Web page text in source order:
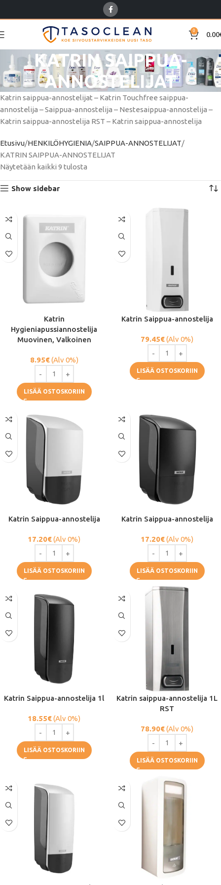
0 0.00
KATRIN SAIPPUA-
ANNOSTELIJAT
Katrin saippua-annostelijat – Katrin Touchfree saippua-
annostelija – Saippua-annostelija – Nestesaippua-annostelija –
Katrin saippua-annostelija RST – Katrin saippua-annostelija
Etusivu HENKILÖHYGIENIA SAIPPUA-ANNOSTELIJAT
KATRIN SAIPPUA-ANNOSTELIJAT
Näytetään kaikki 9 tulosta
Show sidebar
Katrin
Hygieniapussiannostelija
Muovinen, Valkoinen
8.95€(Alv 0%)
LISÄÄ OSTOSKORIIN
Katrin Saippua-annostelija
79.45€(Alv 0%)
LISÄÄ OSTOSKORIIN
Katrin Saippua-annostelija
17.20€(Alv 0%)
LISÄÄ OSTOSKORIIN
Katrin Saippua-annostelija
17.20€(Alv 0%)
LISÄÄ OSTOSKORIIN
Katrin Saippua-annostelija 1l
18.55€(Alv 0%)
LISÄÄ OSTOSKORIIN
Katrin saippua-annostelija 1L
RST
78.90€(Alv 0%)
LISÄÄ OSTOSKORIIN